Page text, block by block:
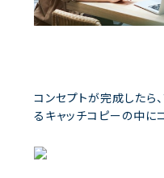
コンセプトが完成したら
るキャッチコピーの中に